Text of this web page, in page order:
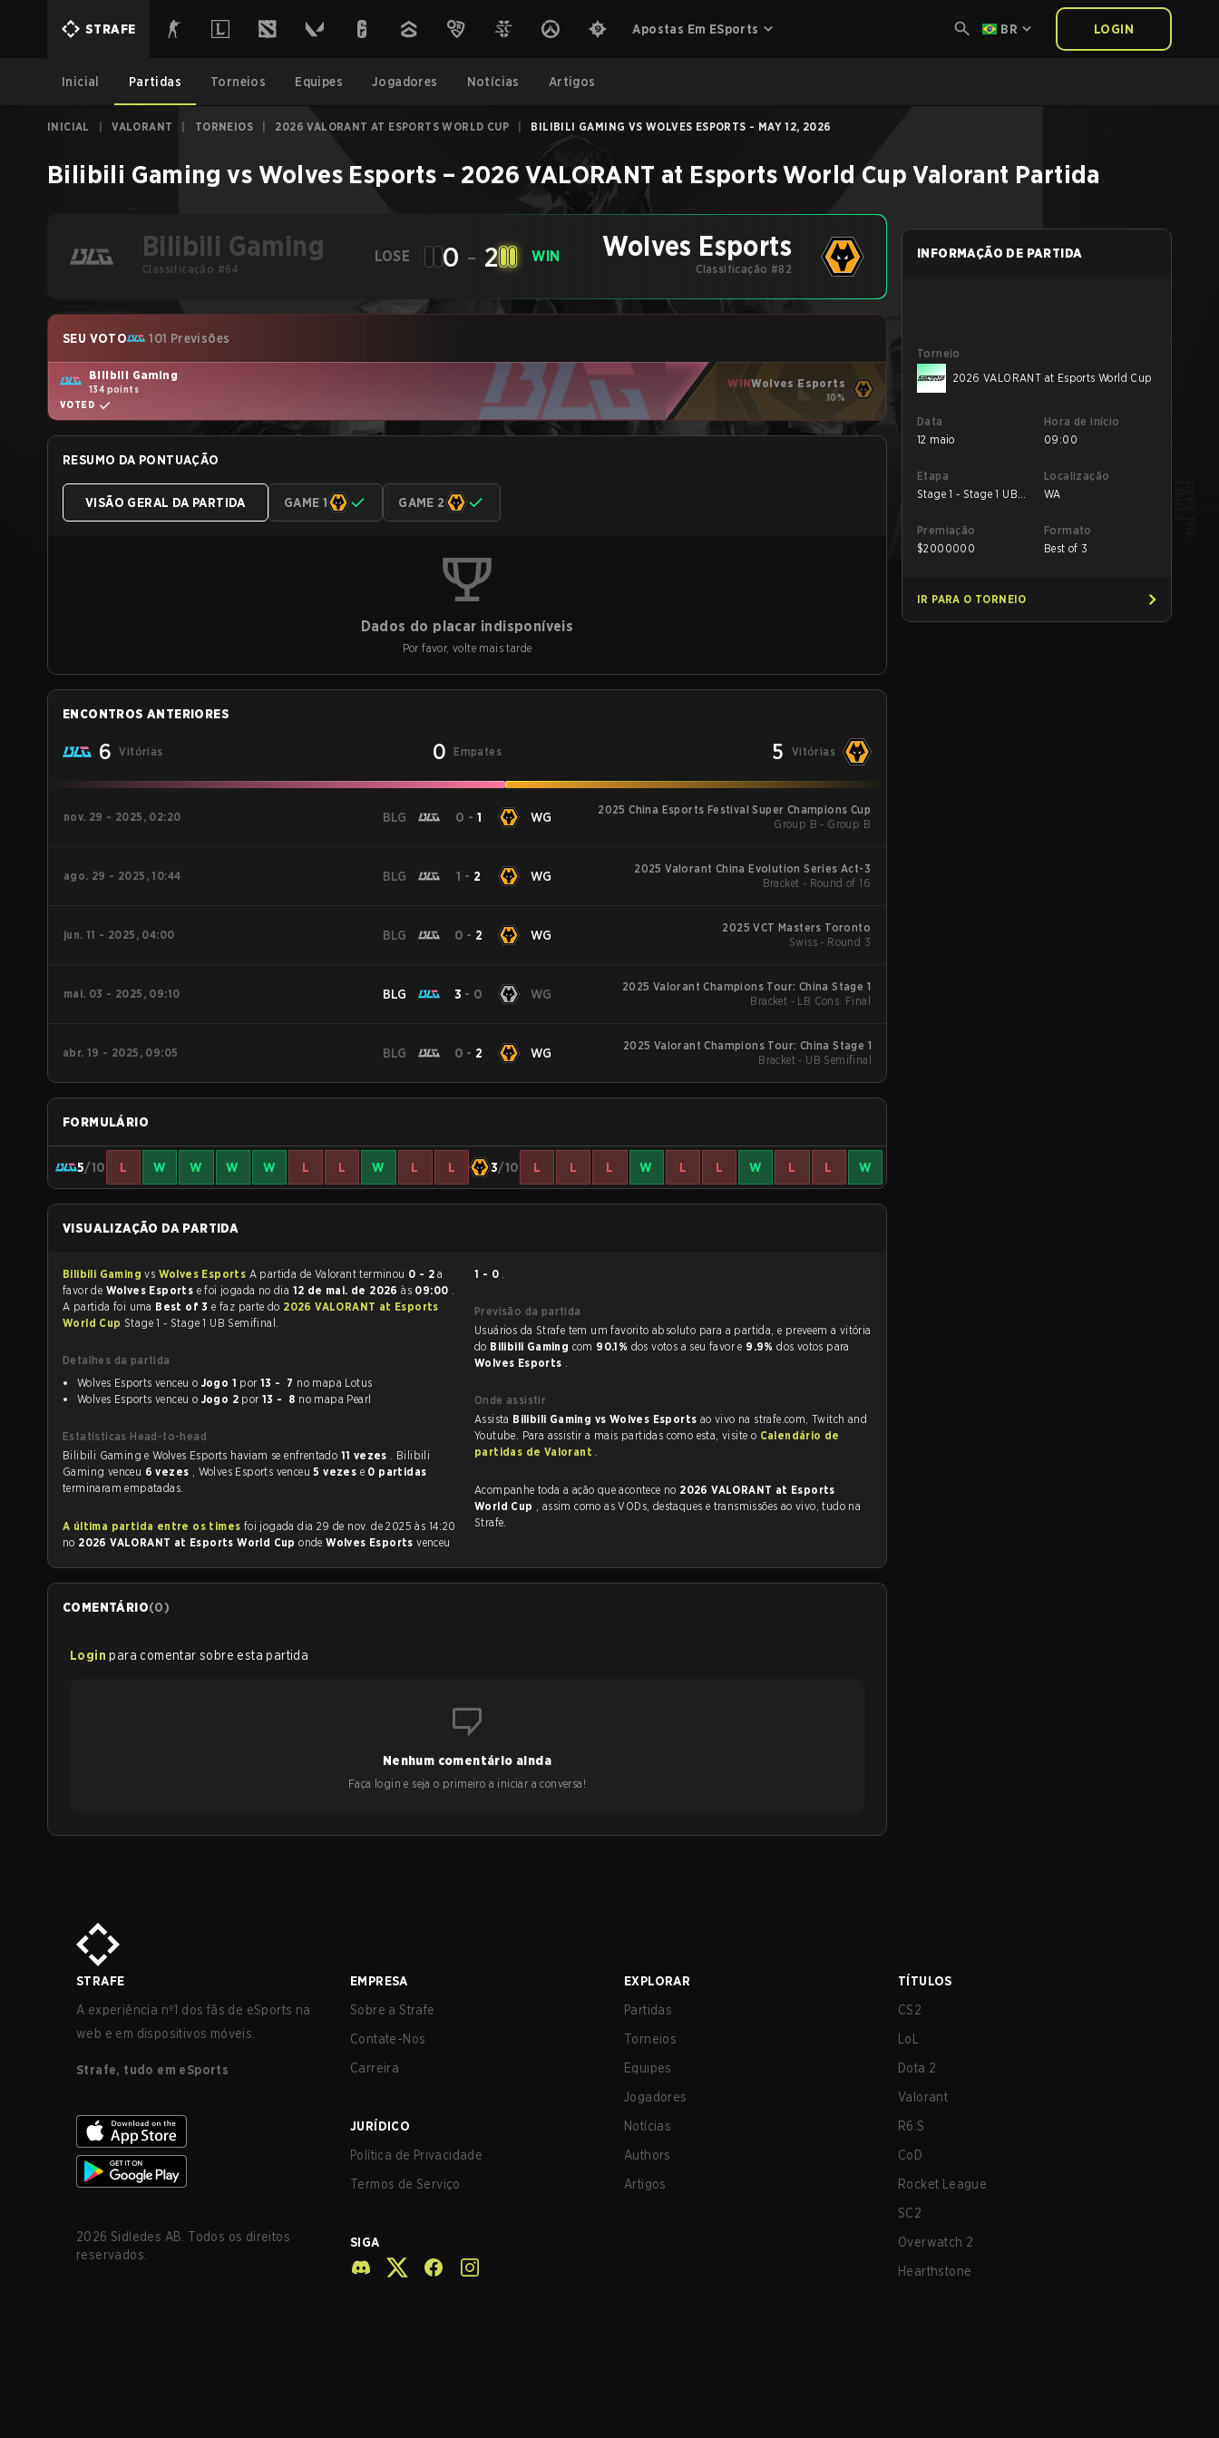
STRAFE Apostas Em ESports BR LOGIN
Inicial Partidas Torneios Equipes Jogadores Notícias Artigos
INICIAL VALORANT TORNEIOS 2026 VALORANT AT ESPORTS WORLD CUP BILIBILI GAMING VS WOLVES ESPORTS - MAY 12, 2026
Bilibili Gaming vs Wolves Esports – 2026 VALORANT at Esports World Cup Valorant Partida
Bilibili Gaming
Classificação #64
LOSE 0 - 2 WIN Wolves Esports
Classificação #82
SEU VOTO 101 Previsões
Bilibili Gaming
134 points
VOTED
WINWolves Esports
10%
RESUMO DA PONTUAÇÃO
VISÃO GERAL DA PARTIDA GAME 1 GAME 2
Dados do placar indisponíveis
Por favor, volte mais tarde
ENCONTROS ANTERIORES
6 Vitórias 0 Empates 5 Vitórias
nov. 29 - 2025, 02:20 BLG 0 - 1 WG
2025 China Esports Festival Super Champions Cup
Group B - Group B
ago. 29 - 2025, 10:44 BLG 1 - 2 WG
2025 Valorant China Evolution Series Act-3
Bracket - Round of 16
jun. 11 - 2025, 04:00 BLG 0 - 2 WG
2025 VCT Masters Toronto
Swiss - Round 3
mai. 03 - 2025, 09:10 BLG 3 - 0 WG
2025 Valorant Champions Tour: China Stage 1
Bracket - LB Cons. Final
abr. 19 - 2025, 09:05 BLG 0 - 2 WG
2025 Valorant Champions Tour: China Stage 1
Bracket - UB Semifinal
FORMULÁRIO
5/10 L W W W W L L W L L 3/10 L L L W L L W L L W
VISUALIZAÇÃO DA PARTIDA
Bilibili Gamingvs Wolves Esports A partida de Valorant terminou 0 - 2a
favor de Wolves Esports e foi jogada no dia 12 de mai. de 2026às 09:00 .
A partida foi uma Best of 3e faz parte do 2026 VALORANT at Esports
World Cup Stage 1 - Stage 1 UB Semifinal.
Detalhes da partida
Wolves Esports venceu o Jogo 1 por 13 - 7 no mapa Lotus
Wolves Esports venceu o Jogo 2 por 13 - 8 no mapa Pearl
Estatísticas Head-to-head
Bilibili Gaming e Wolves Esports haviam se enfrentado 11 vezes . Bilibili
Gaming venceu 6 vezes , Wolves Esports venceu5 vezes e 0 partidas
terminaram empatadas.
A última partida entre os times
no 2026 VALORANT at Esports World CupondeWolves Esportsvenceu
1 - 0 .
Previsão da partida
Usuários da Strafe tem um favorito absoluto para a partida, e preveem a vitória
do Bilibili Gaming com 90.1% dos votos a seu favor e 9.9%dos votos para
Wolves Esports .
Onde assistir
Assista Bilibili Gaming vs Wolves Esports ao vivo na strafe.com, Twitch and
Youtube. Para assistir a mais partidas como esta, visite o Calendário de
partidas de Valorant .
Acompanhe toda a ação que acontece no 2026 VALORANT at Esports
World Cup , assim como as VODs, destaques e transmissões ao vivo, tudo na
Strafe.
COMENTÁRIO(0)
Login para comentar sobre esta partida
Nenhum comentário ainda
Faça login e seja o primeiro a iniciar a conversa!
INFORMAÇÃO DE PARTIDA
Torneio
2026 VALORANT at Esports World Cup
Data
12 maio
Hora de início
09:00
Etapa
Stage 1 - Stage 1 UB
Localização
WA
Premiação
$2000000
Formato
Best of 3
IR PARA O TORNEIO
STRAFE
A experiência nº1 dos fãs de eSports na
web e em dispositivos móveis.
Strafe, tudo em eSports
2026 Sidledes AB. Todos os direitos
reservados.
EMPRESA
Sobre a Strafe
Contate-Nos
Carreira
JURÍDICO
Política de Privacidade
Termos de Serviço
SIGA
EXPLORAR
Partidas
Torneios
Equipes
Jogadores
Notícias
Authors
Artigos
TÍTULOS
CS2
LoL
Dota 2
Valorant
R6:S
CoD
Rocket League
SC2
Overwatch 2
Hearthstone